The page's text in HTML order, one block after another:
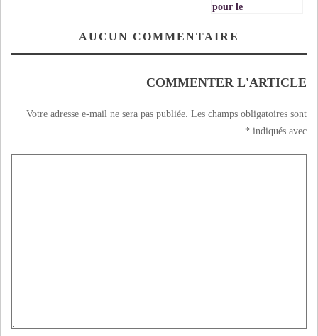
pour le
provinces du sud,
région (Chakib
AUCUN COMMENTAIRE
COMMENTER L'ARTICLE
Votre adresse e-mail ne sera pas publiée. Les champs obligatoires sont
indiqués avec
*